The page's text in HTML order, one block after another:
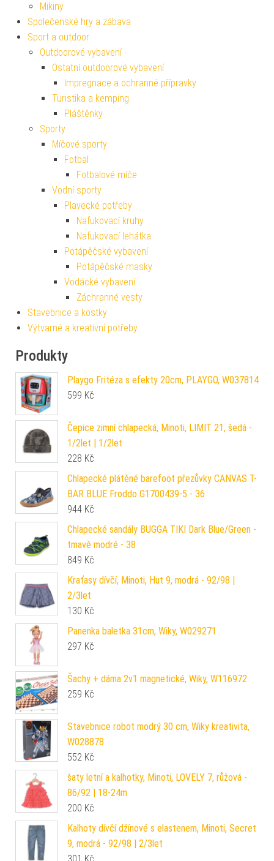
Mikiny
Společenské hry a zábava
Sport a outdoor
Outdoorové vybavení
Ostatní outdoorové vybavení
Impregnace a ochranné přípravky
Turistika a kemping
Pláštěnky
Sporty
Míčové sporty
Fotbal
Fotbalové míče
Vodní sporty
Plavecké potřeby
Nafukovací kruhy
Nafukovací lehátka
Potápěčské vybavení
Potápěčské masky
Vodácké vybavení
Záchranné vesty
Stavebnice a kostky
Výtvarné a kreativní potřeby
Produkty
Playgo Fritéza s efekty 20cm, PLAYGO, W037814
599 Kč
Čepice zimní chlapecká, Minoti, LIMIT 21, šedá -
1/2let | 1/2let
228 Kč
Chlapecké plátěné barefoot přezůvky CANVAS T-
BAR BLUE Froddo G1700439-5 - 36
944 Kč
Chlapecké sandály BUGGA TIKI Dark Blue/Green -
tmavě modré - 38
849 Kč
Kraťasy dívčí, Minoti, Hut 9, modrá - 92/98 |
2/3let
130 Kč
Panenka baletka 31cm, Wiky, W029271
297 Kč
Šachy + dáma 2v1 magnetické, Wiky, W116972
259 Kč
Stavebnice robot modrý 30 cm, Wiky kreativita,
W028878
552 Kč
šaty letní a kalhotky, Minoti, LOVELY 7, růžová -
86/92 | 18-24m
200 Kč
Kalhoty dívčí džínové s elastenem, Minoti, Secret
9, modrá - 92/98 | 2/3let